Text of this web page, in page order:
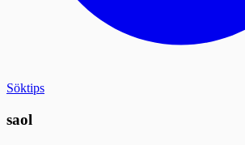
Söktips
saol